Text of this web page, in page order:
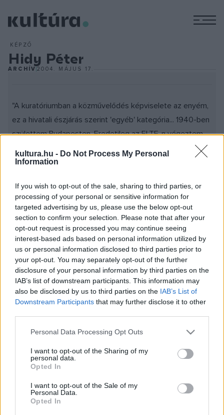
kultura.hu - Do Not Process My Personal
Information
If you wish to opt-out of the sale, sharing to third parties, or
processing of your personal or sensitive information for
targeted advertising by us, please use the below opt-out
section to confirm your selection. Please note that after your
opt-out request is processed you may continue seeing
interest-based ads based on personal information utilized by
us or personal information disclosed to third parties prior to
your opt-out. You may separately opt-out of the further
disclosure of your personal information by third parties on the
IAB’s list of downstream participants. This information may
also be disclosed by us to third parties on the IAB’s List of
Downstream Participants that may further disclose it to other
Please note that this website/app uses one or more Google
not limited to your visit or usage behaviour. You may click to
grant or deny consent to Google and its third-party tags to
use your data for below specified purposes in below Google
consent section.
Personal Data Processing Opt Outs
I want to opt-out of the Sharing of my
personal data.
Opted In
I want to opt-out of the Sale of my
Personal Data.
Opted In
KÉPZŐ
Hidy Péter
ARCHÍV2004. MÁJUS 17.
"A kuratóriumban a közművelődés képviselete az enyém,
ez a hivatali észjárás szerint 'egyéb' kategória... 1940-ben
születtem Budapesten. Eredetileg az ELTE-n végeztem
magyar-népművelés szakon, majd ugyanitt
kiegészítettem szociológiával. Dolgoztam gyárban,
Művelődéskutató Intézetben. Az utóbbit a
rendszerváltásra hivatkozva megszüntették, így kerültem
az MTA Szociológiai Kutatóintézetébe. Kultúrakutatással
foglalkozom. Tanítok a Pécsi Egyetemen. A jövő évtől
kihelyezett tanszéket működtet az MTA és az egyetem:
művelődésszociológiát fogunk oktatni. Az 1990 óta
létező Kultúraközvetítők Társaságának vagyok az elnöke.
Egyetértek a Médiahajó ötletével, vannak felmutatandó
teljesítmények, tehetségek, életművek. Ebben az 'egyéb'
kategóriában is vannak olyanok, akik érdemesek a kiemelt
figyelemre. Azt tudom ajánlani egyik szlogennek, amit
személyiségeket fogok javasolni, hozzájárulva annak
bizonyításához, hogy sokszínű, gazdag és érdekes ez a
kategória is - és e tekintetben ott vagyunk Európában,
egyenértékűen."